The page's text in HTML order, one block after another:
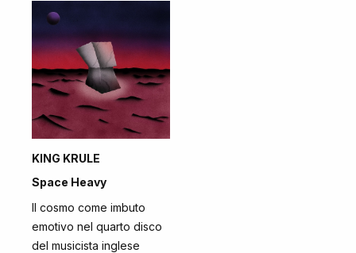
KING KRULE
Space Heavy
Il cosmo come imbuto
emotivo nel quarto disco
del musicista inglese